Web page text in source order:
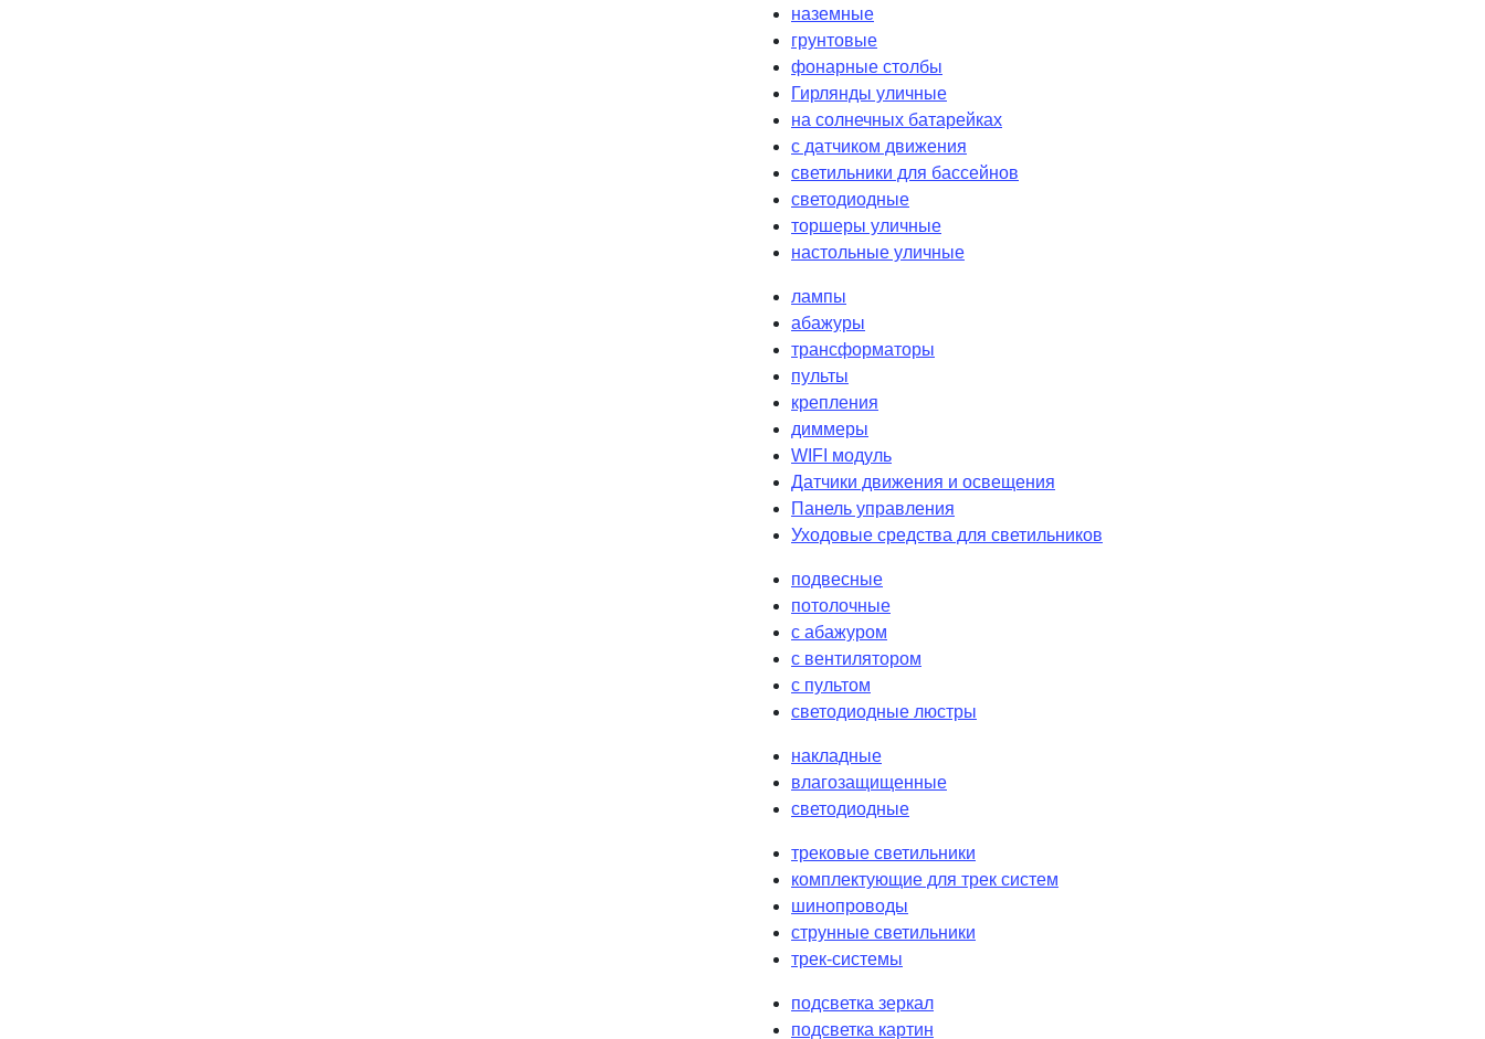
наземные
грунтовые
фонарные столбы
Гирлянды уличные
на солнечных батарейках
с датчиком движения
светильники для бассейнов
светодиодные
торшеры уличные
настольные уличные
лампы
абажуры
трансформаторы
пульты
крепления
диммеры
WIFI модуль
Датчики движения и освещения
Панель управления
Уходовые средства для светильников
подвесные
потолочные
с абажуром
с вентилятором
с пультом
светодиодные люстры
накладные
влагозащищенные
светодиодные
трековые светильники
комплектующие для трек систем
шинопроводы
струнные светильники
трек-системы
подсветка зеркал
подсветка картин